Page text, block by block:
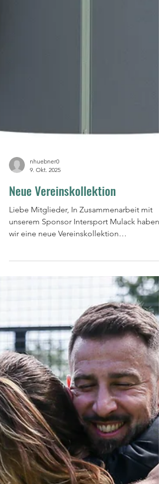
nhuebner0
9. Okt. 2025
Neue Vereinskollektion
Liebe Mitglieder, In Zusammenarbeit mit